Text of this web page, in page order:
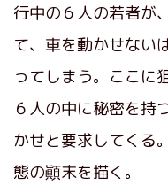
行中の６人の若者が
て、車を動かせない
ってしまう。ここに
６人の中に秘密を持
かせと要求してくる
態の顚末を描く。